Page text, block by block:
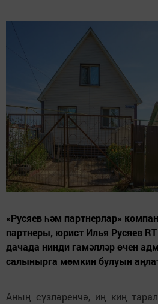
«Русяев һәм партнерлар»
партнеры, юрист Илья Русяев
дачада нинди гамәлләр өчен
салынырга мөмкин булуын
Аның сүзләренчә, иң киң